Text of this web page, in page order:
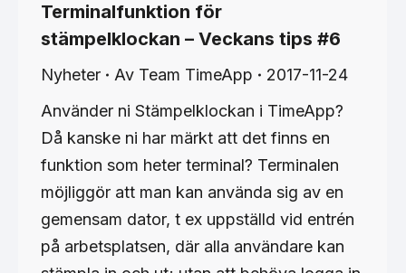
Terminalfunktion för
stämpelklockan – Veckans tips #6
Nyheter Av Team TimeApp
2017-11-24
Använder ni Stämpelklockan i TimeApp?
Då kanske ni har märkt att det finns en
funktion som heter terminal? Terminalen
möjliggör att man kan använda sig av en
gemensam dator, t ex uppställd vid entrén
på arbetsplatsen, där alla användare kan